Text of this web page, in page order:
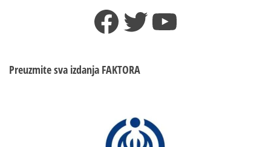
Facebook
TwitterYouTube
Preuzmite sva izdanja FAKTORA